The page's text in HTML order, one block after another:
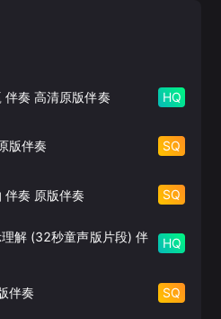
伴奏 高清原版伴奏 HQ
版伴奏 SQ
伴奏 原版伴奏 SQ
解 (32秒童声版片段) 伴
HQ
伴奏 SQ